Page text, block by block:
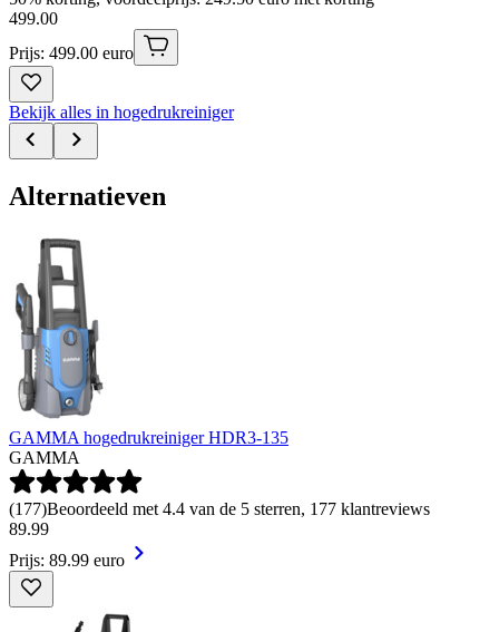
499.00
Prijs: 499.00 euro
Bekijk alles in hogedrukreiniger
Alternatieven
GAMMA hogedrukreiniger HDR3-135
GAMMA
(177)Beoordeeld met 4.4 van de 5 sterren, 177 klantreviews
89.99
Prijs: 89.99 euro